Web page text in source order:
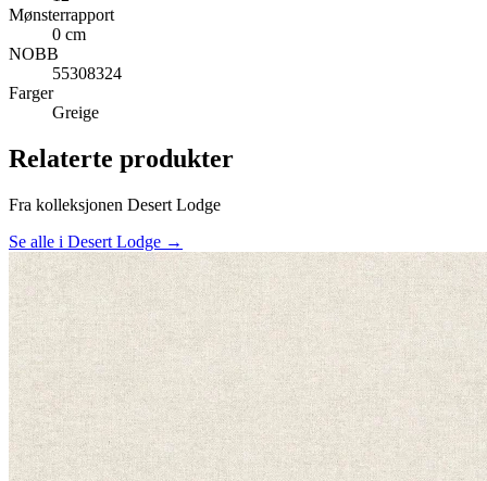
Mønsterrapport
0 cm
NOBB
55308324
Farger
Greige
Relaterte produkter
Fra kolleksjonen Desert Lodge
Se alle i Desert Lodge →